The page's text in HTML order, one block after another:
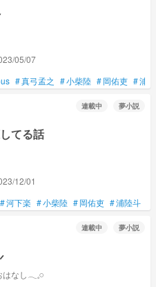
05/07
#真弓孟之 #小柴陸 #岡佑吏 #浦
連載中 夢小説
てる話
12/01
#河下楽 #小柴陸 #岡佑吏 #浦陸斗
連載中 夢小説
点.ᐟ‪‪.ᐟ
はなし𓂃𓈒𓏸︎︎︎︎